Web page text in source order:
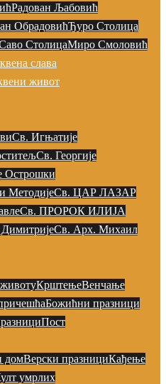
Радован Љaбовић
ОбрадовићЂуро Столица
СтолицаМиро Смоловић
слава
живот
Св. Игњатије
Св. Георгије
Острошки
МетодијеСв. ЦАР ЛАЗАР
Св. ПРОРОК ИЛИЈА
Св. Арх. Михаил
КрштењеВенчање
Божићни празници
Пост
домВерски празнициКађење
умрлих